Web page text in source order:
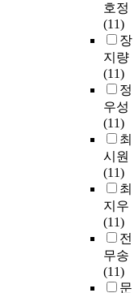
호정
(11)
장
지량
(11)
정
우성
(11)
최
시원
(11)
최
지우
(11)
전
무송
(11)
문